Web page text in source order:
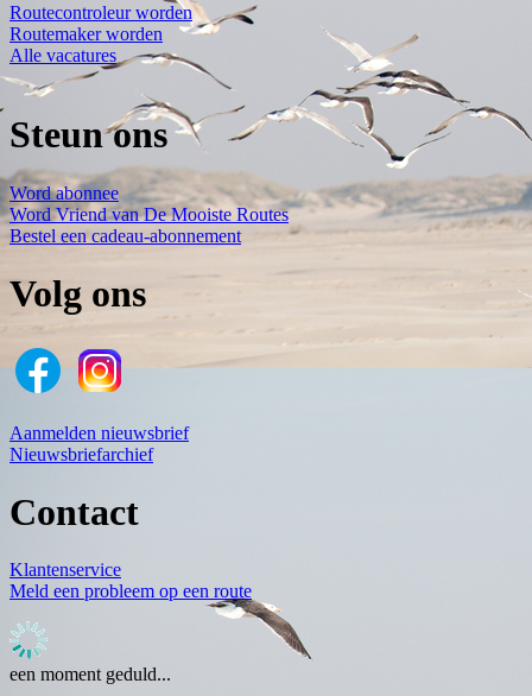
Routecontroleur worden
Routemaker worden
Alle vacatures
Steun ons
Word abonnee
Word Vriend van De Mooiste Routes
Bestel een cadeau-abonnement
Volg ons
Aanmelden nieuwsbrief
Nieuwsbriefarchief
Contact
Klantenservice
Meld een probleem op een route
een moment geduld...